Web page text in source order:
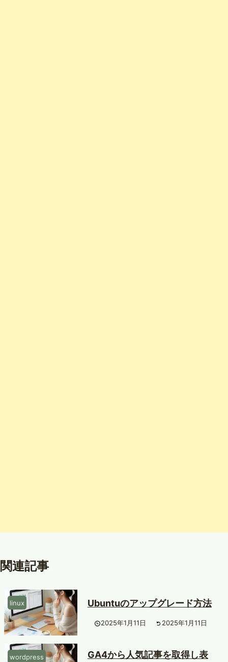
関連記事
linux Ubuntuのアップグレード方法
2025年1月11日 2025年1月11日
wordpress
GA4から人気記事を取得し表